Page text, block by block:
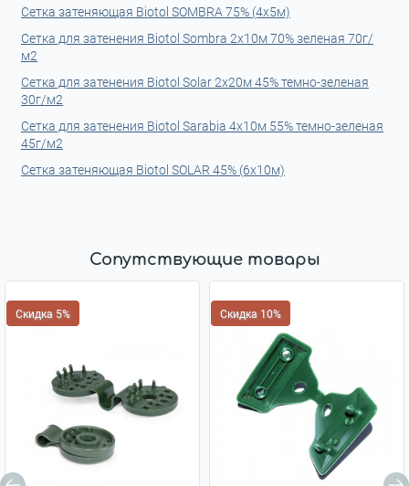
Сетка затеняющая Biotol SOMBRA 75% (4x5м)
Сетка для затенения Biotol Sombra 2x10м 70% зеленая 70г/
м2
Сетка для затенения Biotol Solar 2х20м 45% темно-зеленая
30г/м2
Сетка для затенения Biotol Sarabia 4x10м 55% темно-зеленая
45г/м2
Сетка затеняющая Biotol SOLAR 45% (6х10м)
Сопутствующие товары
Скидка 5% Скидка 10%